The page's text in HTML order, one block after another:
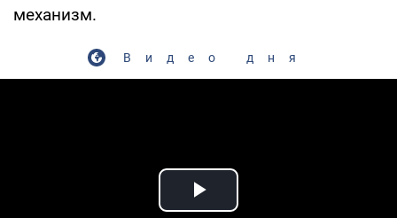
механизм.
Видео дня
Play Video